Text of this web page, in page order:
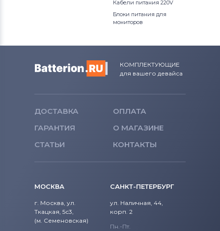
Кабели питания 220V
Блоки питания для
мониторов
КОМПЛЕКТУЮЩИЕ
для вашего девайса
ДОСТАВКА
ОПЛАТА
ГАРАНТИЯ
О МАГАЗИНЕ
СТАТЬИ
КОНТАКТЫ
МОСКВА
г. Москва, ул.
Ткацкая, 5с3,
(м. Семеновская)
САНКТ-ПЕТЕРБУРГ
ул. Наличная, 44,
корп. 2
Пн.-Пт.